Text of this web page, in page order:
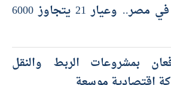
سعر الذهب اليوم في مصر.. وعيار 21 يتجاوز 6000
بمشروعات الربط والنقل